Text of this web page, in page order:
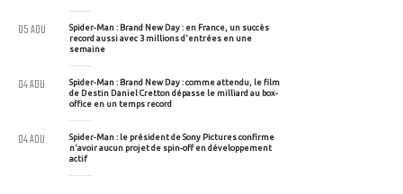
Spider-Man : Brand New Day : en France, un succès
record aussi avec 3 millions d'entrées en une
semaine
05 AOU
Spider-Man : Brand New Day : comme attendu, le film
de Destin Daniel Cretton dépasse le milliard au box-
office en un temps record
04 AOU
Spider-Man : le président de Sony Pictures confirme
n'avoir aucun projet de spin-off en développement
actif
04 AOU